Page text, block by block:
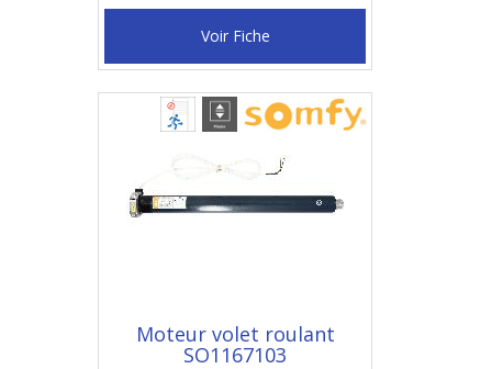
Voir Fiche
Moteur volet roulant
SO1167103